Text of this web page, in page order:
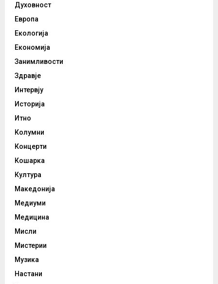
Духовност
Европа
Екологија
Економија
Занимливости
Здравје
Интервју
Историја
Итно
Колумни
Концерти
Кошарка
Култура
Македонија
Медиуми
Медицина
Мисли
Мистерии
Музика
Настани